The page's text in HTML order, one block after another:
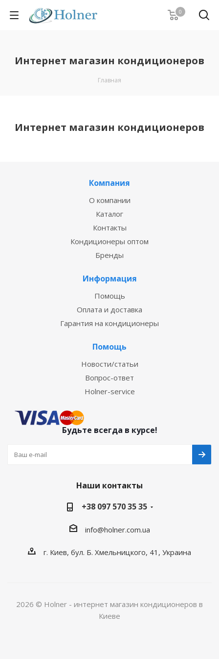
0
Интернет магазин кондиционеров
Главная
Интернет магазин кондиционеров
Компания
О компании
Каталог
Контакты
Кондиционеры оптом
Бренды
Информация
Помощь
Оплата и доставка
Гарантия на кондиционеры
Помощь
Новости/статьи
Вопрос-ответ
Holner-service
Будьте всегда в курсе!
Наши контакты
+38 097 570 35 35
info@holner.com.ua
г. Киев, бул. Б. Хмельницкого, 41, Украина
2026 © Holner - интернет магазин кондиционеров в
Киеве